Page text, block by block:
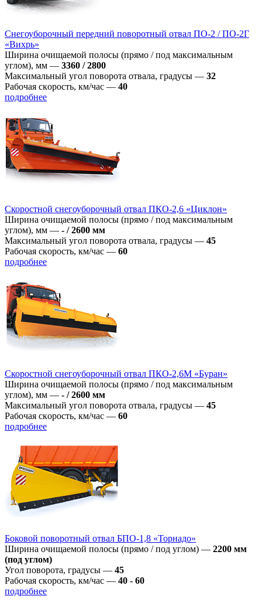
Снегоуборочный передний поворотный отвал ПО-2 / ПО-2Г
«Вихрь»
Ширина очищаемой полосы (прямо / под максимальным
углом), мм — 3360 / 2800
Максимальный угол поворота отвала, градусы — 32
Рабoчая скoрoсть, км/час — 40
подробнее
Скоростной снегоуборочный отвал ПКО-2,6 «Циклон»
Ширина очищаемой полосы (прямо / под максимальным
углом), мм — - / 2600 мм
Максимальный угол поворота отвала, градусы — 45
Рабoчая скoрoсть, км/час — 60
подробнее
Скоростной снегоуборочный отвал ПКО-2,6М «Буран»
Ширина очищаемой полосы (прямо / под максимальным
углом), мм — - / 2600 мм
Максимальный угол поворота отвала, градусы — 45
Рабoчая скoрoсть, км/час — 60
подробнее
Боковой поворотный отвал БПО-1,8 «Торнадо»
Ширина очищаемой полосы (прямо / под углом) — 2200 мм
(под углом)
Угол поворотa, градусы — 45
Рабoчая скoрoсть, км/час — 40 - 60
подробнее